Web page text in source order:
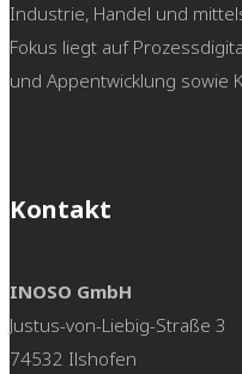
Industrie, Handel und
Fokus liegt auf
und Appentwicklung sowie
Kontakt
INOSO GmbH
Justus-von-Liebig-Straße 3
74532 Ilshofen